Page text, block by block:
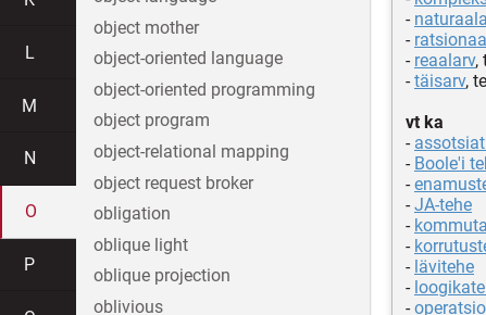
-
-
- reaalarv,
-täisarv,
vt ka
-
- Boole'i
-
-JA-tehe
-
-
- lävitehe
-
-
L
M
N
O
P
object mother
object-oriented language
object-oriented programming
object program
object-relational mapping
object request broker
obligation
oblique light
oblique projection
oblivious